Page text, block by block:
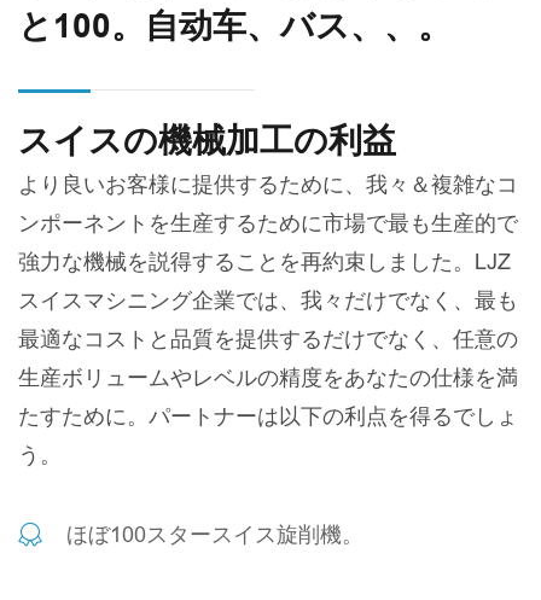
と100。自动车、バス、、。
スイスの機械加工の利益
より良いお客様に提供するために、我々＆複雑なコ
ンポーネントを生産するために市場で最も生産的で
強力な機械を説得することを再約束しました。LJZ
スイスマシニング企業では、我々だけでなく、最も
最適なコストと品質を提供するだけでなく、任意の
生産ボリュームやレベルの精度をあなたの仕様を満
たすために。パートナーは以下の利点を得るでしょ
う。
ほぼ100スタースイス旋削機。